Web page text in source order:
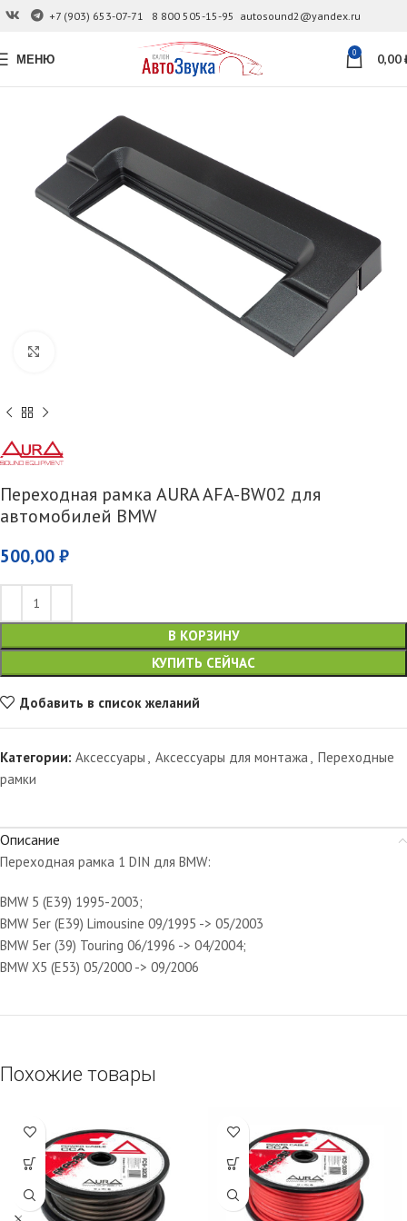
+7 (903) 653-07-71 8 800 505-15-95 autosound2@yandex.ru
МЕНЮ 0 0,00
Переходная рамка AURA AFA-BW02 для
автомобилей BMW
500,00 ₽
В КОРЗИНУ
КУПИТЬ СЕЙЧАС
Добавить в список желаний
Категории: Аксессуары , Аксессуары для монтажа , Переходные
рамки
Описание
Переходная рамка 1 DIN для BMW:
BMW 5 (E39) 1995-2003;
BMW 5er (E39) Limousine 09/1995 -> 05/2003
BMW 5er (39) Touring 06/1996 -> 04/2004;
BMW X5 (E53) 05/2000 -> 09/2006
Похожие товары